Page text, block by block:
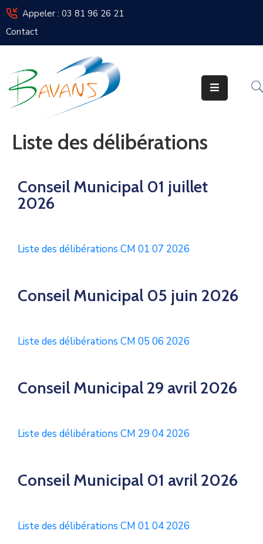
Appeler : 03 81 96 26 21
Contact
Vie
De
La
Commune
Vos
Urbanisme
Jeunesse
Culture
Les
Liste des délibérations
Conseil Municipal 01 juillet
2026
Liste des délibérations CM 01 07 2026
Conseil Municipal 05 juin 2026
Liste des délibérations CM 05 06 2026
Conseil Municipal 29 avril 2026
Liste des délibérations CM 29 04 2026
Conseil Municipal 01 avril 2026
Liste des délibérations CM 01 04 2026